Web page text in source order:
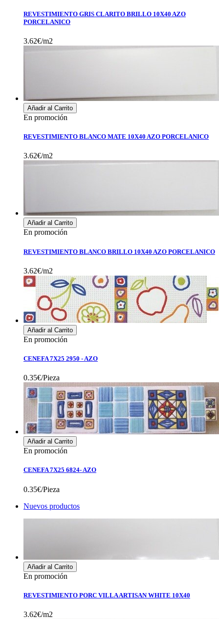
REVESTIMIENTO GRIS CLARITO BRILLO 10X40 AZO
PORCELANICO
3.62€/m2
Añadir al Carrito
En promoción
REVESTIMIENTO BLANCO MATE 10X40 AZO PORCELANICO
3.62€/m2
Añadir al Carrito
En promoción
REVESTIMIENTO BLANCO BRILLO 10X40 AZO PORCELANICO
3.62€/m2
Añadir al Carrito
En promoción
CENEFA 7X25 2950 - AZO
0.35€/Pieza
Añadir al Carrito
En promoción
CENEFA 7X25 6824- AZO
0.35€/Pieza
Nuevos productos
Añadir al Carrito
En promoción
REVESTIMIENTO PORC VILLA ARTISAN WHITE 10X40
3.62€/m2